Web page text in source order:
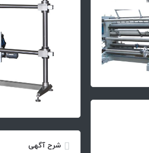
شرح آگهی